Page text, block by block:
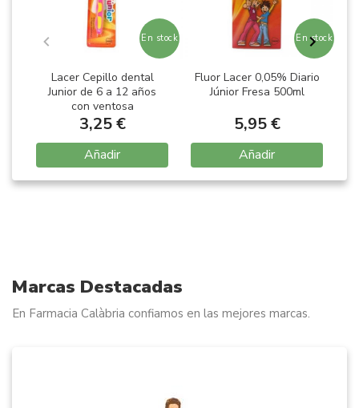
En stock
Lacer Cepillo dental
Junior de 6 a 12 años
con ventosa
3,25 €
Añadir
En stock
Fluor Lacer 0,05% Diario
Júnior Fresa 500ml
5,95 €
Añadir
Item
Marcas Destacadas
En Farmacia Calàbria confiamos en las mejores marcas.